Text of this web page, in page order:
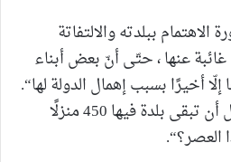
ببلدته والالتفاتة
غائبة عنها ، حتّى أنّ بعض أبناء
أخيرًا بسبب إهمال الدولة لها“.
ويختم مستغربًا: ”هل يعقل أن تبقى بلدة فيها 450 منزلًا